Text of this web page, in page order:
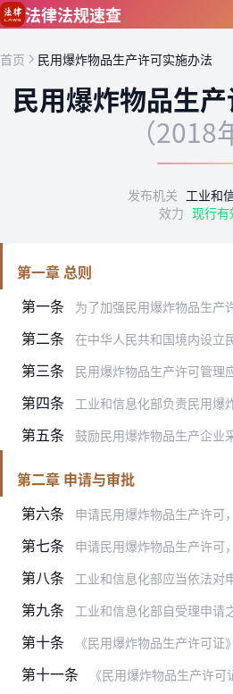
跳到主要内容
法律法规速查
首页 民用爆炸物品生产许可实施办法
民用爆炸物品生
（2018
发布机关 工业和
效力 现行有
第一章 总则
第一条
为了加强民用爆炸物品生产许可管理，规范民用爆炸物品生产活动，保障公民生命
第二条 在中华人民共和国境内设立民用爆炸物品生产企业
第三条 民用爆炸物品生产许可管理应当遵循统筹规划、合理
第四条 工业和信息化部负责民用爆炸物
第五条 鼓励民用爆炸物品生产企业采用提高民用爆炸物品安全性能的新产品
第二章 申请与审批
第六条
申请民用爆炸物品生产许可
第七条 申请民用爆炸物品生产许可，应当向工业和
第八条 工业和信息化部应当依法对申请材料进行审查，对于申请材料不齐全或者不符合法定形式的，当
第九条 工业和信息化部自受理申请之日起45日内对申请材料进行审查，对符合本办法第六条规定条件
第十条 《民用爆炸物品生产许可证》的内容包括：企业名称、法定代表人、注册地址
第十一条 《民用爆炸物品生产许可证》有效期为3年。有效期届满需要继续从事民用爆炸物品生